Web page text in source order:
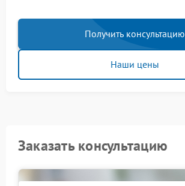
Получить консультацию
Наши цены
Заказать консультацию